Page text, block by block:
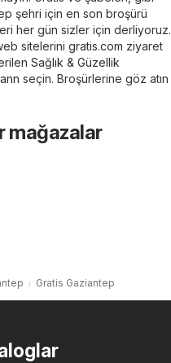
şehri için en son broşürü
her gün sizler için derliyoruz.
sitelerini gratis.com ziyaret
Sağlık & Güzellik
seçin. Broşürlerine göz atın
mağazalar
Gratis Gaziantep